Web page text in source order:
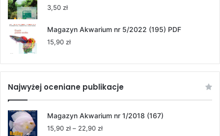
3,50 zł
Magazyn Akwarium nr 5/2022 (195) PDF
15,90 zł
Najwyżej oceniane publikacje
Magazyn Akwarium nr 1/2018 (167)
15,90 zł – 22,90 złZakres